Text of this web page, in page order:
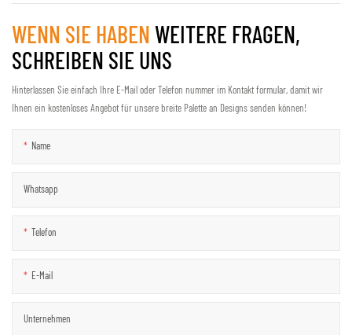
WENN SIE HABENWEITERE FRAGEN,
SCHREIBEN SIE UNS
Hinterlassen Sie einfach Ihre E-Mail oder Telefon nummer im Kontakt formular, damit wir
Ihnen ein kostenloses Angebot für unsere breite Palette an Designs senden können!
Name
Whatsapp
Telefon
E-Mail
Unternehmen